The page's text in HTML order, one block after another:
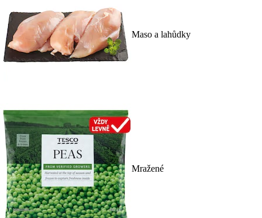
Maso a lahůdky
Mražené